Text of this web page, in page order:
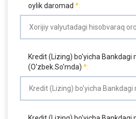
oylik daromad
Kredit (Lizing) bo'yicha Bankdagi
(O'zbek.So'mda)